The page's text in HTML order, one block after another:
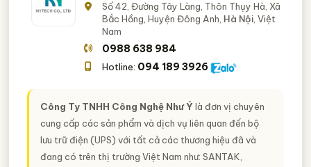
Số 42, Đường Tây Làng, Thôn Thụy Hà, Xã
Bắc Hồng, Huyện Đông Anh, Hà Nội, Việt
Nam
0988 638 984
Hotline: 094 189 3926
Công Ty TNHH Công Nghệ NhưÝ là đơn vị chuyên
cung cấp các sản phẩm và dịch vụ liên quan đến bộ
lưu trữ điện (UPS) với tất cả các thương hiệu đã và
đang có trên thị trường Việt Nam như: SANTAK,